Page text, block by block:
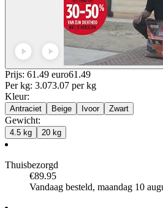
Prijs: 61.49 euro61 .49
Per kg: 3.073.07 per kg
Kleur:
Antraciet Beige Ivoor Zwart
Gewicht:
4.5 kg 20 kg
Thuisbezorgd
€89.95
Vandaag besteld, maandag 10